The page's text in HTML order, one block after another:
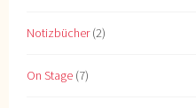
Notizbücher(2)
On Stage (7)